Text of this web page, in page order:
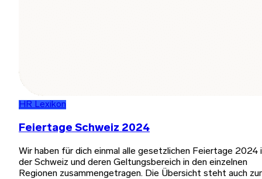
HR Lexikon
Feiertage Schweiz 2024
Wir haben für dich einmal alle gesetzlichen Feiertage 2024
der Schweiz und deren Geltungsbereich in den einzelnen
Regionen zusammengetragen. Die Übersicht steht auch